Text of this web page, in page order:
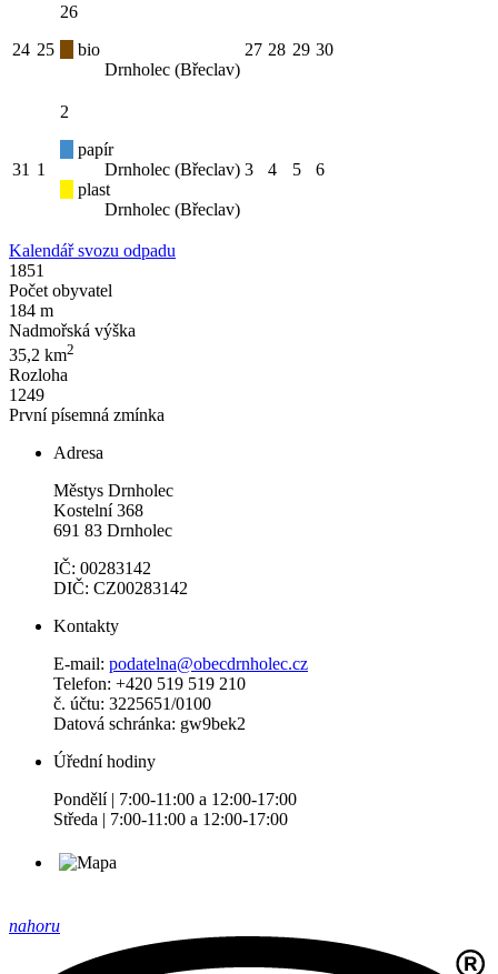
24 25
26
bio
Drnholec (Břeclav)
27 28 29 30
31 1
2
papír
Drnholec (Břeclav)
plast
Drnholec (Břeclav)
3 4 5 6
Kalendář svozu odpadu
1851
Počet obyvatel
184 m
Nadmořská výška
35,2 km2
Rozloha
1249
První písemná zmínka
Adresa
Městys Drnholec
Kostelní 368
691 83 Drnholec
IČ: 00283142
DIČ: CZ00283142
Kontakty
E-mail: podatelna@obecdrnholec.cz
Telefon: +420 519 519 210
č. účtu: 3225651/0100
Datová schránka: gw9bek2
Úřední hodiny
Pondělí | 7:00-11:00 a 12:00-17:00
Středa | 7:00-11:00 a 12:00-17:00
nahoru